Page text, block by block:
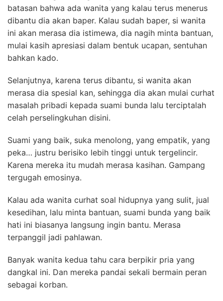
batasan bahwa ada wanita yang kalau terus menerus
dibantu dia akan baper. Kalau sudah baper, si wanita
ini akan merasa dia istimewa, dia nagih minta bantuan,
mulai kasih apresiasi dalam bentuk ucapan, sentuhan
bahkan kado.
Selanjutnya, karena terus dibantu, si wanita akan
merasa dia spesial kan, sehingga dia akan mulai curhat
masalah pribadi kepada suami bunda lalu terciptalah
celah perselingkuhan disini.
Suami yang baik, suka menolong, yang empatik, yang
peka… justru berisiko lebih tinggi untuk tergelincir.
Karena mereka itu mudah merasa kasihan. Gampang
tergugah emosinya.
Kalau ada wanita curhat soal hidupnya yang sulit, jual
kesedihan, lalu minta bantuan, suami bunda yang baik
hati ini biasanya langsung ingin bantu. Merasa
terpanggil jadi pahlawan.
Banyak wanita kedua tahu cara berpikir pria yang
dangkal ini. Dan mereka pandai sekali bermain peran
sebagai korban.